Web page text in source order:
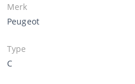
Merk
Peugeot
Type
C